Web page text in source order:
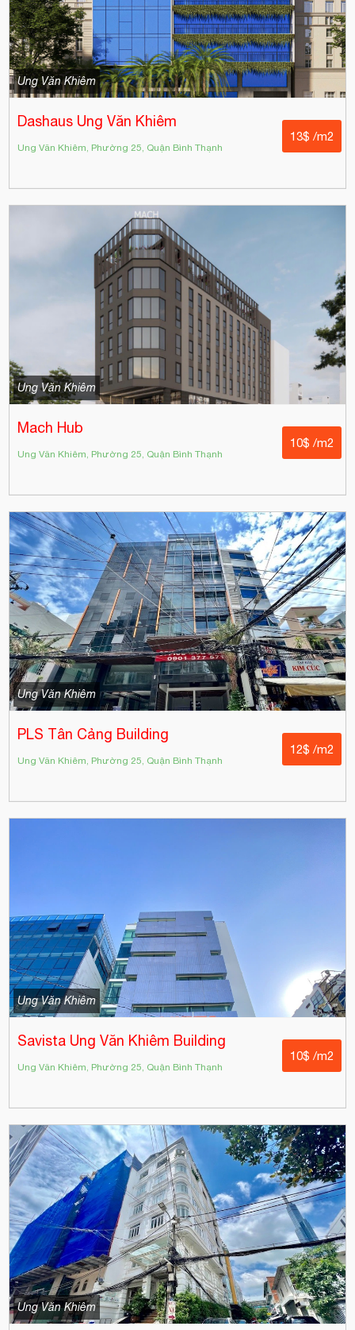
Ung Văn Khiêm
Dashaus Ung Văn Khiêm
Ung Văn Khiêm, Phường 25, Quận Bình Thạnh
13$ /m2
Ung Văn Khiêm
Mach Hub
Ung Văn Khiêm, Phường 25, Quận Bình Thạnh
10$ /m2
Ung Văn Khiêm
PLS Tân Cảng Building
Ung Văn Khiêm, Phường 25, Quận Bình Thạnh
12$ /m2
Ung Văn Khiêm
Savista Ung Văn Khiêm Building
Ung Văn Khiêm, Phường 25, Quận Bình Thạnh
10$ /m2
Ung Văn Khiêm